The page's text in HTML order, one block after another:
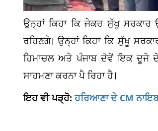
ਉਨ੍ਹਾਂ ਕਿਹਾ ਕਿ ਜੇਕਰ ਸੁੱਖੂ
ਰਹਿਣਗੇ। ਉਨ੍ਹਾਂ ਕਿਹਾ ਕਿ ਸੁੱਖੂ
ਹਿਮਾਚਲ ਅਤੇ ਪੰਜਾਬ ਦੋਵੇਂ ਇਕ ਦੂਜੇ
ਸਾਹਮਣਾ ਕਰਨਾ ਪੈ ਰਿਹਾ ਹੈ।
ਇਹ ਵੀ ਪੜ੍ਹੋ:ਹਰਿਆਣਾ ਦੇ CM